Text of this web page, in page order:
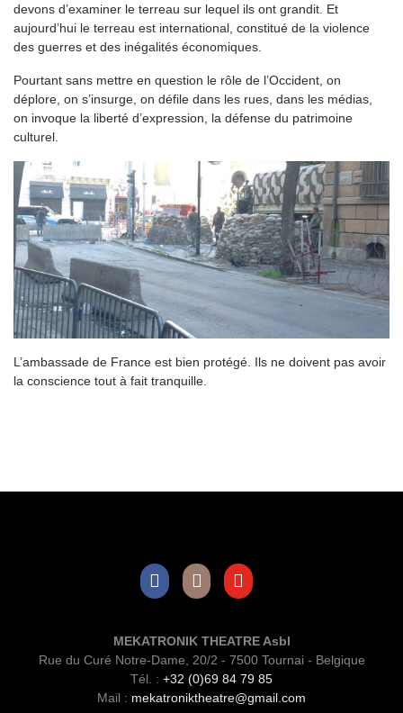
devons d’examiner le terreau sur lequel ils ont grandit. Et
aujourd’hui le terreau est international, constitué de la violence
des guerres et des inégalités économiques.
Pourtant sans mettre en question le rôle de l’Occident, on
déplore, on s’insurge, on défile dans les rues, dans les médias,
on invoque la liberté d’expression, la défense du patrimoine
culturel.
L’ambassade de France est bien protégé. Ils ne doivent pas avoir
la conscience tout à fait tranquille.
MEKATRONIK THEATRE Asbl
Rue du Curé Notre-Dame, 20/2 - 7500 Tournai - Belgique
Tél. : +32 (0)69 84 79 85
Mail : mekatroniktheatre@gmail.com